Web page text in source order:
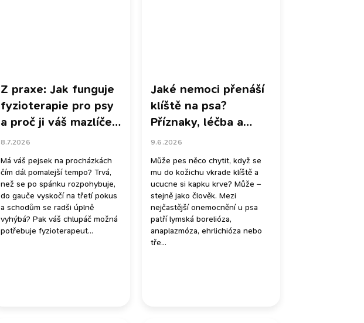
Z praxe: Jak funguje
fyzioterapie pro psy
a proč ji váš mazlíček
potřebuje? Rozhovor
s Jarkou Brinkman
8.7.2026
Má váš pejsek na procházkách
čím dál pomalejší tempo? Trvá,
než se po spánku rozpohybuje,
do gauče vyskočí na třetí pokus
a schodům se radši úplně
vyhýbá? Pak váš chlupáč možná
potřebuje fyzioterapeut...
Jaké nemoci přenáší
klíště na psa?
Příznaky, léčba a
prevence
9.6.2026
Může pes něco chytit, když se
mu do kožichu vkrade klíště a
ucucne si kapku krve? Může –
stejně jako člověk. Mezi
nejčastější onemocnění u psa
patří lymská borelióza,
anaplazmóza, ehrlichióza nebo
tře...